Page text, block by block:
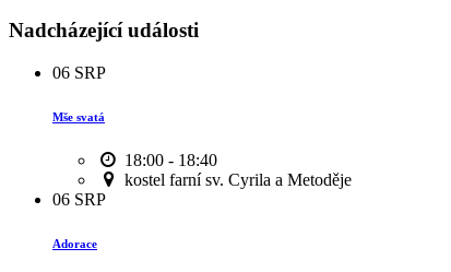
Nadcházející události
06 SRP
Mše svatá
18:00 - 18:40
kostel farní sv. Cyrila a Metoděje
06 SRP
Adorace